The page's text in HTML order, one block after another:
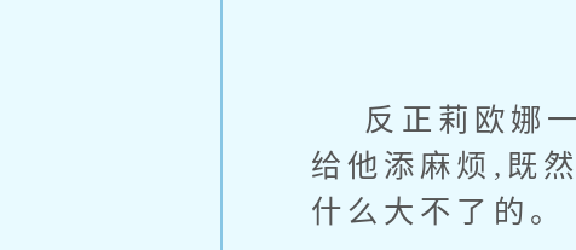
反正莉欧娜一
给他添麻烦,既
什么大不了的。